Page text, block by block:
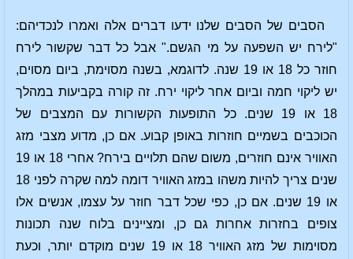
הסבים של הסבים שלנו ידעו דברים אלה ואמרו לנכדיהם:
"לירח יש השפעה על מי הגשם." אבל כל דבר שקשור לירח
חוזר כל 18 או 19 שנה. לדוגמא, בשנה מסוימת, ביום מסוים,
יש ליקוי חמה וביום אחר ליקוי ירח. זה קורה בקביעות במהלך
18 או 19 שנים. כל התופעות הקשורות עם המצבים של
הכוכבים בשמיים חוזרות באופן קבוע. אם כן, מדוע מצבי מזג
האוויר אינם חוזרים, משום שהם תלויים בירח? אחרי 18 או 19
שנים צריך להיות משהו במזג האוויר דומה למה שקרה לפני 18
או 19 שנים. אם כן, כפי שכל דבר חוזר על עצמו, אנשים אלו
צופים בחזרות אחרות גם כן, ומציינים בלוח שנה תכונות
מסוימות של מזג האוויר 18 או 19 שנים מוקדם יותר, וכעת